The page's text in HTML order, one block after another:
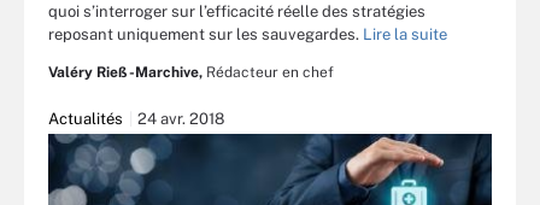
quoi s’interroger sur l’efficacité réelle des stratégies
reposant uniquement sur les sauvegardes. Lire la suite
Valéry Rieß-Marchive, Rédacteur en chef
Actualités 24 avr. 2018